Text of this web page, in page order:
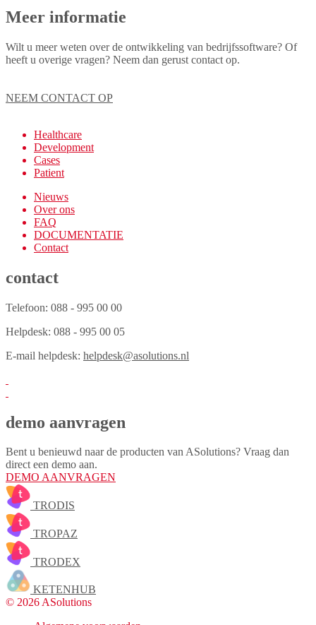
Meer informatie
Wilt u meer weten over de ontwikkeling van bedrijfssoftware? Of
heeft u overige vragen? Neem dan gerust contact op.
NEEM CONTACT OP
Healthcare
Development
Cases
Patient
Nieuws
Over ons
FAQ
DOCUMENTATIE
Contact
contact
Telefoon: 088 - 995 00 00
Helpdesk: 088 - 995 00 05
E-mail helpdesk: helpdesk@asolutions.nl
demo aanvragen
Bent u benieuwd naar de producten van ASolutions? Vraag dan
direct een demo aan.
DEMO AANVRAGEN
TRODIS
TROPAZ
TRODEX
KETENHUB
© 2026 ASolutions